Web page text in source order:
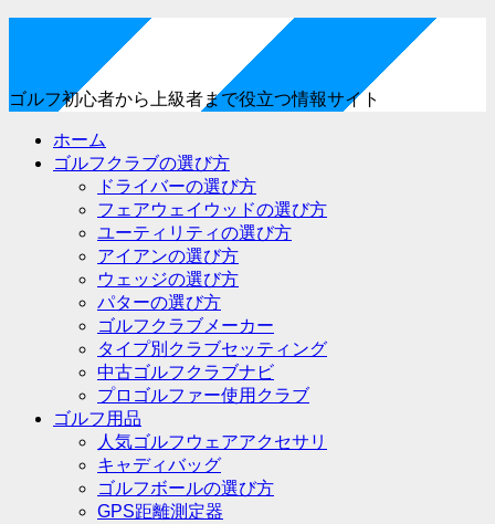
ゴルフ初心者から上級者まで役立つ情報サイト
ホーム
ゴルフクラブの選び方
ドライバーの選び方
フェアウェイウッドの選び方
ユーティリティの選び方
アイアンの選び方
ウェッジの選び方
パターの選び方
ゴルフクラブメーカー
タイプ別クラブセッティング
中古ゴルフクラブナビ
プロゴルファー使用クラブ
ゴルフ用品
人気ゴルフウェアアクセサリ
キャディバッグ
ゴルフボールの選び方
GPS距離測定器